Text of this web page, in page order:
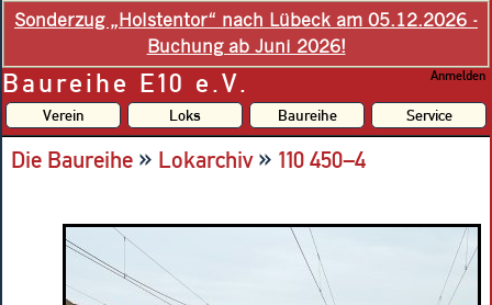
Sonderzug „Holstentor“ nach Lübeck am 05.12.2026 -
Buchung ab Juni 2026!
Baureihe E10 e.V. Anmelden
Verein Loks Baureihe Service
Die Baureihe » Lokarchiv» 110 450–4